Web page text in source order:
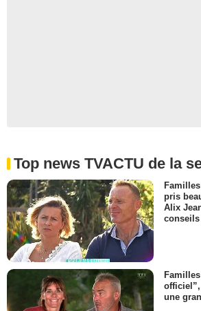
Top news TVACTU de la
pris
Alix
une